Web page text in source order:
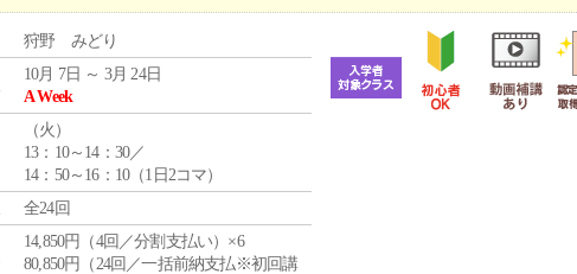
狩野 みどり
10月 7日 ～ 3月 24日
A Week
（火 ）
13：10～14：30／
14：50～16：10（1日2コマ）
全24回
14,850円（4回／分割支払い）×6
80,850円（24回／一括前納支払※初回講